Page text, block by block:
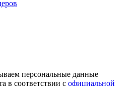
персональные данные
в соответствии с официальной